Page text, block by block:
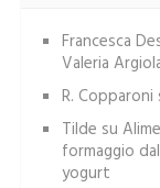
Francesca
Valeria
R. Copparoni
Tilde su
formaggio
yogurt